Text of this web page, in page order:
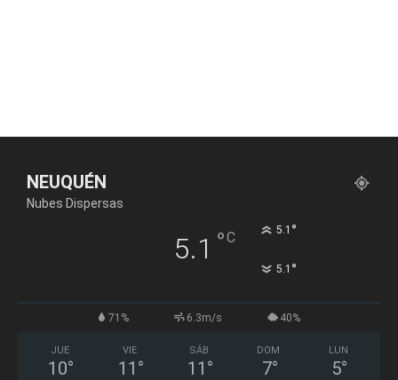
NEUQUÉN
Nubes Dispersas
5.1 °C 5.1 °
5.1 °
71% 6.3m/s 40%
JUE
10°
VIE
11 °
SÁB
11 °
DOM
7°
LUN
5°